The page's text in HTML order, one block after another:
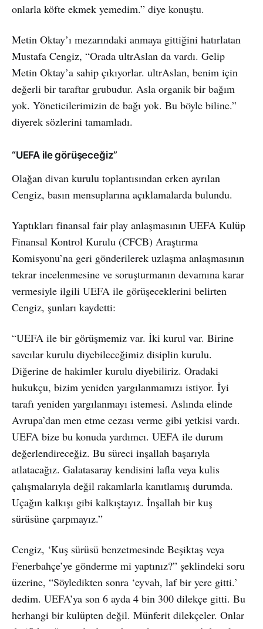
onlarla köfte ekmek yemedim.” diye konuştu.
Metin Oktay’ı mezarındaki anmaya gittiğini hatırlatan
Mustafa Cengiz, “Orada ultrAslan da vardı. Gelip
Metin Oktay’a sahip çıkıyorlar. ultrAslan, benim için
değerli bir taraftar grubudur. Asla organik bir bağım
yok. Yöneticilerimizin de bağı yok. Bu böyle biline.”
diyerek sözlerini tamamladı.
“UEFA ile görüşeceğiz”
Olağan divan kurulu toplantısından erken ayrılan
Cengiz, basın mensuplarına açıklamalarda bulundu.
Yaptıkları finansal fair play anlaşmasının UEFA Kulüp
Finansal Kontrol Kurulu (CFCB) Araştırma
Komisyonu’na geri gönderilerek uzlaşma anlaşmasının
tekrar incelenmesine ve soruşturmanın devamına karar
vermesiyle ilgili UEFA ile görüşeceklerini belirten
Cengiz, şunları kaydetti:
“UEFA ile bir görüşmemiz var. İki kurul var. Birine
savcılar kurulu diyebileceğimiz disiplin kurulu.
Diğerine de hakimler kurulu diyebiliriz. Oradaki
hukukçu, bizim yeniden yargılanmamızı istiyor. İyi
tarafı yeniden yargılanmayı istemesi. Aslında elinde
Avrupa’dan men etme cezası verme gibi yetkisi vardı.
UEFA bize bu konuda yardımcı. UEFA ile durum
değerlendireceğiz. Bu süreci inşallah başarıyla
atlatacağız. Galatasaray kendisini lafla veya kulis
çalışmalarıyla değil rakamlarla kanıtlamış durumda.
Uçağın kalkışı gibi kalkıştayız. İnşallah bir kuş
sürüsüne çarpmayız.”
Cengiz, ‘Kuş sürüsü benzetmesinde Beşiktaş veya
Fenerbahçe’ye gönderme mi yaptınız?” şeklindeki soru
üzerine, “Söyledikten sonra ‘eyvah, laf bir yere gitti.’
dedim. UEFA’ya son 6 ayda 4 bin 300 dilekçe gitti. Bu
herhangi bir kulüpten değil. Münferit dilekçeler. Onlar